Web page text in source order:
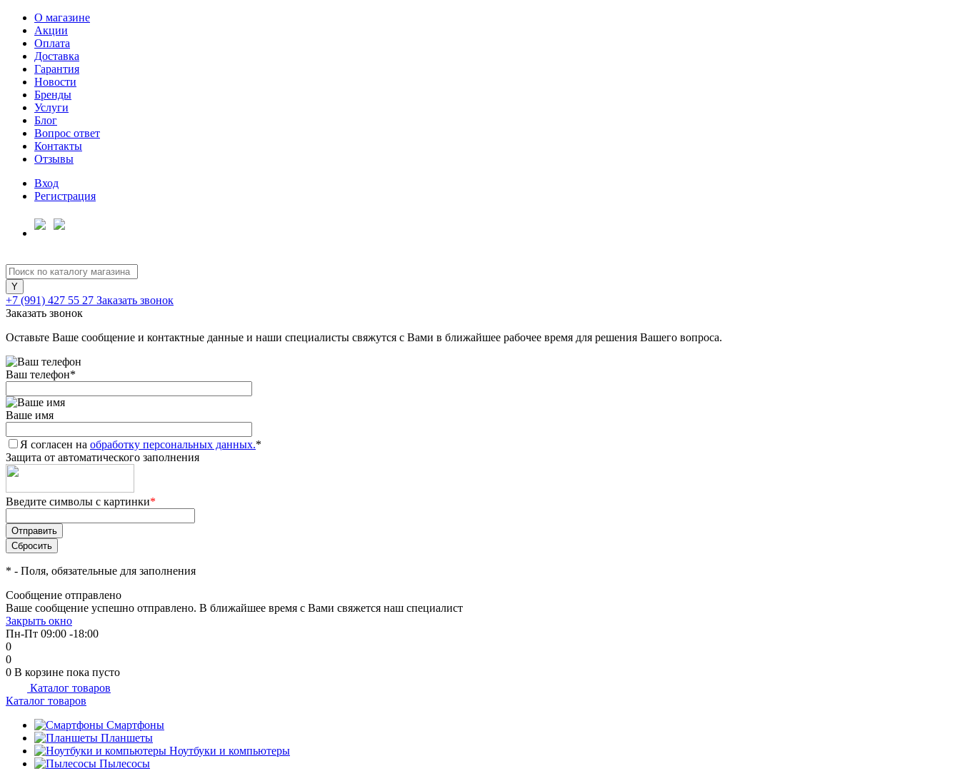
О магазине
Акции
Оплата
Доставка
Гарантия
Новости
Бренды
Услуги
Блог
Вопрос ответ
Контакты
Отзывы
Вход
Регистрация
+7 (991) 427 55 27 Заказать звонок
Заказать звонок
Оставьте Ваше сообщение и контактные данные и наши специалисты свяжутся с Вами в ближайшее рабочее время для решения Вашего вопроса.
Ваш телефон*
Ваше имя
Я согласен на обработку персональных данных.*
Защита от автоматического заполнения
Введите символы с картинки*
* - Поля, обязательные для заполнения
Сообщение отправлено
Ваше сообщение успешно отправлено. В ближайшее время с Вами свяжется наш специалист
Закрыть окно
Пн-Пт 09:00 -18:00
0
0
0 В корзине пока пусто
Каталог товаров
Каталог товаров
Смартфоны
Планшеты
Ноутбуки и компьютеры
Пылесосы
на частибез переплат
25% картой любого банка